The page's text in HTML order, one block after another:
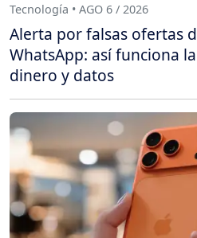
Tecnología • AGO 6 / 2026
Alerta por falsas ofertas
WhatsApp: así funciona
dinero y datos